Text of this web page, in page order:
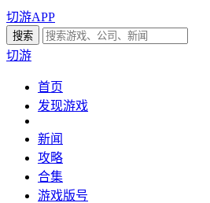
切游APP
切游
首页
发现游戏
新闻
攻略
合集
游戏版号